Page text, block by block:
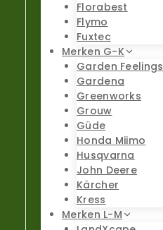
Florabest
Flymo
Fuxtec
Merken G-K
Garden Feelings
Gardena
Greenworks
Grouw
Güde
Honda Miimo
Husqvarna
John Deere
Kärcher
Kress
Merken L-M